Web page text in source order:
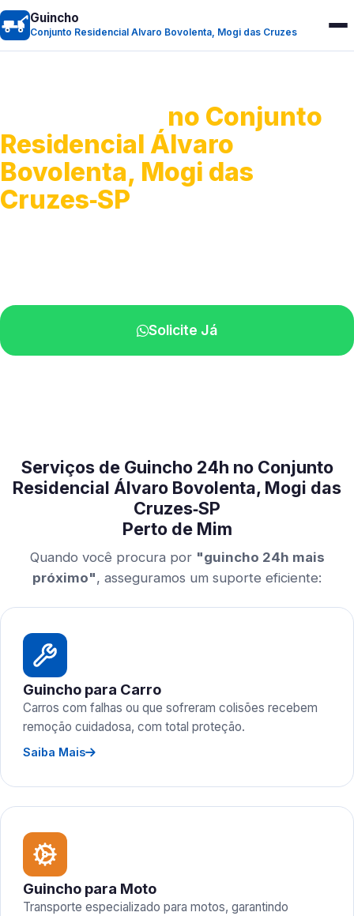
Guincho
Conjunto Residencial Alvaro Bovolenta, Mogi das Cruzes
no Conjunto
Residencial Álvaro
Bovolenta, Mogi das
Cruzes‑SP
Solicite Já
Serviços de Guincho 24h no Conjunto
Residencial Álvaro Bovolenta, Mogi das
Cruzes‑SP
Perto de Mim
Quando você procura por "guincho 24h mais
próximo", asseguramos um suporte eficiente:
Guincho para Carro
Carros com falhas ou que sofreram colisões recebem
remoção cuidadosa, com total proteção.
Saiba Mais
Guincho para Moto
Transporte especializado para motos, garantindo